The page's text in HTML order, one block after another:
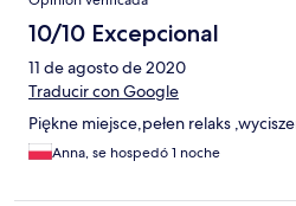
10/10 Excepcional
11 de agosto de 2020
Traducir con Google
Piękne miejsce,pełen relaks
Anna, se hospedó 1 noche